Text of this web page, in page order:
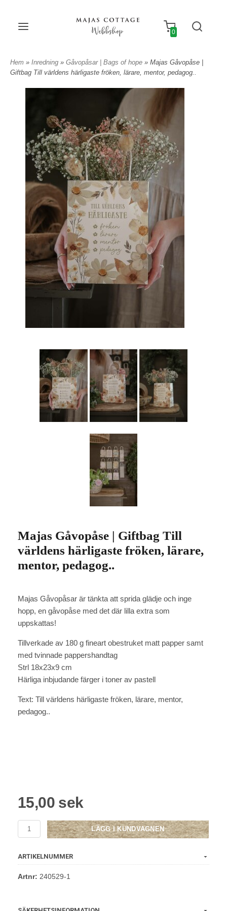
Webbshop 0
Hem » Inredning » Gåvopåsar | Bags of hope » Majas Gåvopåse |
Giftbag Till världens härligaste fröken, lärare, mentor, pedagog..
Majas Gåvopåse | Giftbag Till
världens härligaste fröken, lärare,
mentor, pedagog..
Majas Gåvopåsar är tänkta att sprida glädje och inge
hopp, en gåvopåse med det där lilla extra som
uppskattas!
Tillverkade av 180 g fineart obestruket matt papper samt
med tvinnade pappershandtag
Strl 18x23x9 cm
Härliga inbjudande färger i toner av pastell
Text: Till världens härligaste fröken, lärare, mentor,
pedagog..
15,00 sek
LÄGG I KUNDVAGNEN
ARTIKELNUMMER
Artnr: 240529-1